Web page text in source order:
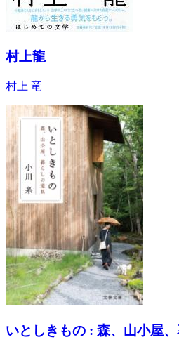
村上龍
村上 竜
いとしきもの : 森、山小屋